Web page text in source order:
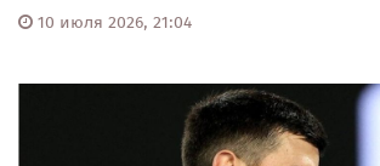
10 июля 2026, 21:04